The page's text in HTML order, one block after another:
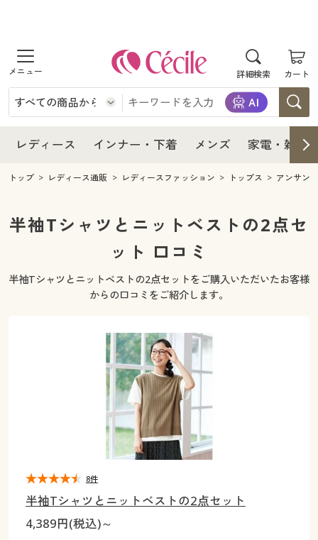
詳細検索 カート
商品を探す
レディース
レディースファッション
女性下着
インナー・下着
インナー・下着通販すべて
女性下着
ジュニア・ティーンズ下着
メンズ
メンズ通販すべて
家電・雑貨
キッチン・雑貨・日用品
寝具・インテリア・家具
寝具・インテリア・家具通販すべて
カーテン・ラグ・ファブリック
美容・健康通販すべて
美容・健康・サプリメント
制服・スクールすべて
ジュニア・ティーンズ下着
大きいサイズ通販すべて
大きいサイズ レディース服
大きいサイズ レディース下着
大きいサイズ メンズ
カタログ
レディース インナー・下着 メンズ 家電・雑貨
レディース
レディース通販すべて
レディースファッション
インナー・下着
インナー・下着通販すべて
ジュニア・ティーンズ下着
メンズ
キッチン・雑貨・日用品
寝具・インテリア・家具通販すべて
家具・収納
カーテン・ラグ・ファブリック
美容・健康通販すべて
制服・スクール
ジュニア・ティーンズ下着
大きいサイズ通販すべて
大きいサイズ レディース服
大きいサイズ レディース下着
大きいサイズ メンズ
大きいサイズ 事務・制服
商品カテゴリ一覧
カタログ
トップ レディース通販 レディースファッション トップス アンサン
半袖Tシャツとニットベストの2点セ
ット 口コミ
半袖Tシャツとニットベストの2点セットをご購入いただいたお客様
からの口コミをご紹介します。
半袖Tシャツとニットベストの2点セット
4,389円(税込)～
8件